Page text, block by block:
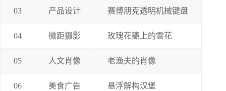
03 产品设计 赛博朋克透明机械键盘
04 微距摄影 玫瑰花瓣上的雪花
05 人文肖像 老渔夫的肖像
06 美食广告 悬浮解构汉堡